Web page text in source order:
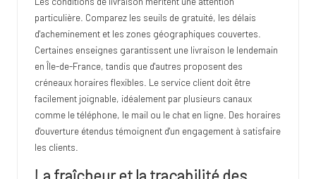
particulière. Comparez les seuils de gratuité, les délais
d'acheminement et les zones géographiques couvertes.
Certaines enseignes garantissent une livraison le lendemain
en Île-de-France, tandis que d'autres proposent des
créneaux horaires flexibles. Le service client doit être
facilement joignable, idéalement par plusieurs canaux
comme le téléphone, le mail ou le chat en ligne. Des horaires
d'ouverture étendus témoignent d'un engagement à satisfaire
les clients.